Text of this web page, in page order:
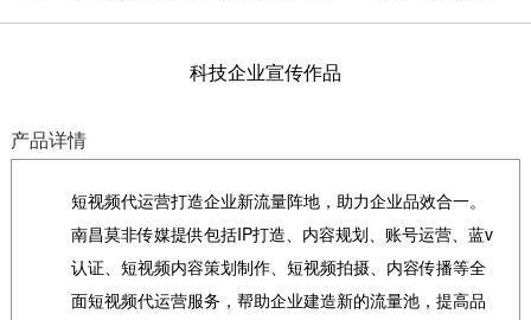
科技企业宣传作品
产品详情
短视频代运营打造企业新流量阵地，助力企业品效合一。
南昌莫非传媒提供包括IP打造、内容规划、账号运营、蓝v
认证、短视频内容策划制作、短视频拍摄、内容传播等全
面短视频代运营服务，帮助企业建造新的流量池，提高品